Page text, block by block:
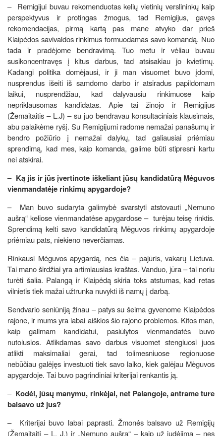
– Remigijui buvau rekomenduotas kelių vietinių verslininkų kaip
perspektyvus ir protingas žmogus, tad Remigijus, gavęs
rekomendacijas, pirmą kartą pas mane atvyko dar prieš
Klaipėdos savivaldos rinkimus formuodamas savo komandą. Nuo
tada ir pradėjome bendravimą. Tuo metu ir vėliau buvau
susikoncentravęs į kitus darbus, tad atsisakiau jo kvietimų.
Kadangi politika domėjausi, ir ji man visuomet buvo įdomi,
nusprendus išeiti iš samdomo darbo ir atsiradus papildomam
laikui, nusprendžiau, kad dalyvausiu rinkimuose kaip
nepriklausomas kandidatas. Apie tai žinojo ir Remigijus
(Žemaitaitis – L.J) – su juo bendravau konsultaciniais klausimais,
abu palaikėme ryšį. Su Remigijumi radome nemažai panašumų ir
bendro požiūrio į nemažai dalykų, tad galiausiai priėmiau
sprendimą, kad mes, kaip komanda, galime būti stipresni kartu
nei atskirai.
– Ką jis ir jūs įvertinote iškeliant jūsų kandidatūrą Mėguvos
vienmandatėje rinkimų apygardoje?
– Man buvo sudaryta galimybė svarstyti atstovauti „Nemuno
aušrą“ keliose vienmandatėse apygardose – turėjau teisę rinktis.
Sprendimą kelti savo kandidatūrą Mėguvos rinkimų apygardoje
priėmiau pats, niekieno neverčiamas.
Rinkausi Mėguvos apygardą, nes čia – pajūris, vakarų Lietuva.
Tai mano širdžiai yra artimiausias kraštas. Vanduo, jūra – tai noriu
turėti šalia. Palangą ir Klaipėdą skiria toks atstumas, kad retas
vilnietis tiek mažai užtrunka nuvykti iš namų į darbą.
Sendvario seniūniją žinau – patys su šeima gyvenome Klaipėdos
rajone, ir mums yra labai aiškios šio rajono problemos. Kitos man,
kaip galimam kandidatui, pasiūlytos vienmandatės buvo
nutolusios. Atlikdamas savo darbus visuomet stengiuosi juos
atlikti maksimaliai gerai, tad tolimesniuose regionuose
nebūčiau galėjęs investuoti tiek savo laiko, kiek galėjau Mėguvos
apygardoje. Tai buvo pagrindiniai kriterijai renkantis ją.
– Kodėl, jūsų manymu, rinkėjai, net Palangoje, antrame ture
balsavo už jus?
– Kriterijai buvo labai paprasti. Žmonės balsavo už Remigijų
(Žemaitaitį – L. J.) ir „Nemuno aušrą“ – kaip už judėjimą – nes